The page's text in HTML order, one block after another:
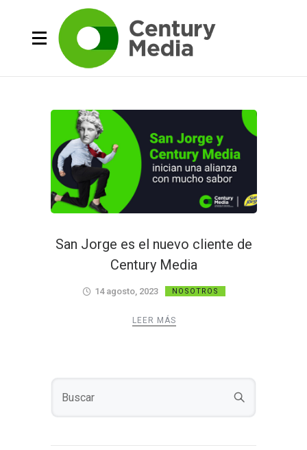
San Jorge es el nuevo cliente de
Century Media
14 agosto, 2023 NOSOTROS
LEER MÁS